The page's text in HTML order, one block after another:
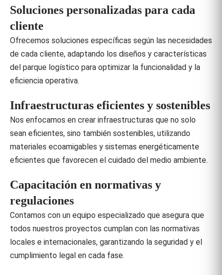
Soluciones personalizadas para cada
cliente
Ofrecemos soluciones específicas según las necesidades
de cada cliente, adaptando los diseños y características
del parque logístico para optimizar la funcionalidad y la
eficiencia operativa.
Infraestructuras eficientes y sostenibles
Nos enfocamos en crear infraestructuras que no solo
sean eficientes, sino también sostenibles, utilizando
materiales ecoamigables y sistemas energéticamente
eficientes que favorecen el cuidado del medio ambiente.
Capacitación en normativas y
regulaciones
Contamos con un equipo especializado que asegura que
todos nuestros proyectos cumplan con las normativas
locales e internacionales, garantizando la seguridad y el
cumplimiento legal en cada fase.